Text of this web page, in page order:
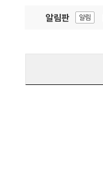
알림판 알림